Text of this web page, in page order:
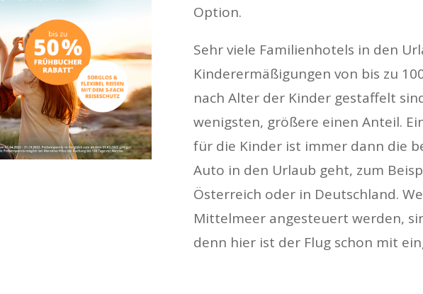
Option.
Sehr viele Familienhotels in den
Kinderermäßigungen von bis zu
nach Alter der Kinder gestaffelt
wenigsten, größere einen Anteil.
für die Kinder ist immer dann die
Auto in den Urlaub geht, zum
Österreich oder in Deutschland.
Mittelmeer angesteuert werden,
denn hier ist der Flug schon mit